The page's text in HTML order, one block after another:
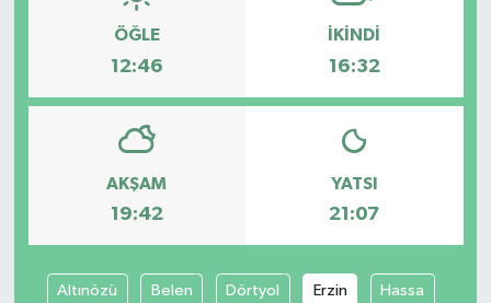
ÖĞLE
12:46
İKINDI
16:32
AKŞAM
19:42
YATSI
21:07
Altınözü Belen Dörtyol Erzin Hassa